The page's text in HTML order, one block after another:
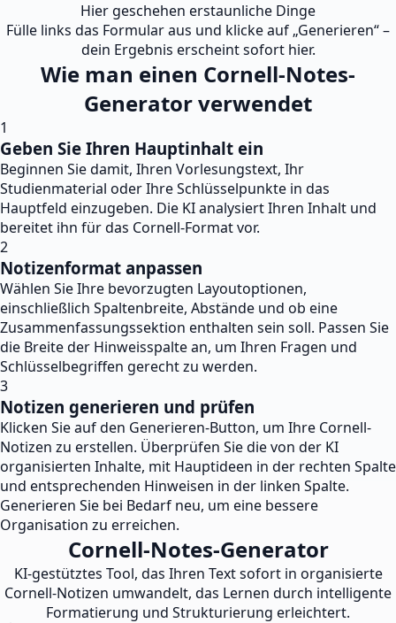
Hier geschehen erstaunliche Dinge
Fülle links das Formular aus und klicke auf „Generieren“ –
dein Ergebnis erscheint sofort hier.
Wie man einen Cornell-Notes-
Generator verwendet
1
Geben Sie Ihren Hauptinhalt ein
Beginnen Sie damit, Ihren Vorlesungstext, Ihr
Studienmaterial oder Ihre Schlüsselpunkte in das
Hauptfeld einzugeben. Die KI analysiert Ihren Inhalt und
bereitet ihn für das Cornell-Format vor.
2
Notizenformat anpassen
Wählen Sie Ihre bevorzugten Layoutoptionen,
einschließlich Spaltenbreite, Abstände und ob eine
Zusammenfassungssektion enthalten sein soll. Passen Sie
die Breite der Hinweisspalte an, um Ihren Fragen und
Schlüsselbegriffen gerecht zu werden.
3
Notizen generieren und prüfen
Klicken Sie auf den Generieren-Button, um Ihre Cornell-
Notizen zu erstellen. Überprüfen Sie die von der KI
organisierten Inhalte, mit Hauptideen in der rechten Spalte
und entsprechenden Hinweisen in der linken Spalte.
Generieren Sie bei Bedarf neu, um eine bessere
Organisation zu erreichen.
Cornell-Notes-Generator
KI-gestütztes Tool, das Ihren Text sofort in organisierte
Cornell-Notizen umwandelt, das Lernen durch intelligente
Formatierung und Strukturierung erleichtert.